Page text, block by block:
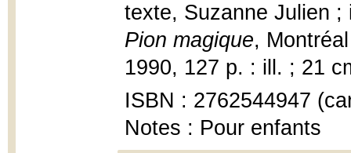
texte, Suzanne Julien
Pion magique,
1990, 127 p. : ill. ; 21
ISBN : 2762544947
Notes : Pour enfants